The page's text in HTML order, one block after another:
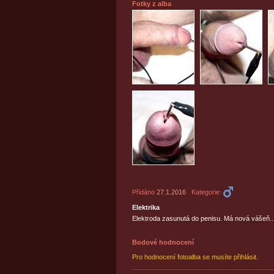
Fotky z alba
Přidáno 27.1.2016 Kategorie:
Elektrika
Elektroda zasunutá do penisu. Má nová
Bodové hodnocení
Pro hodnocení fotoalba se musíte přihlásit.